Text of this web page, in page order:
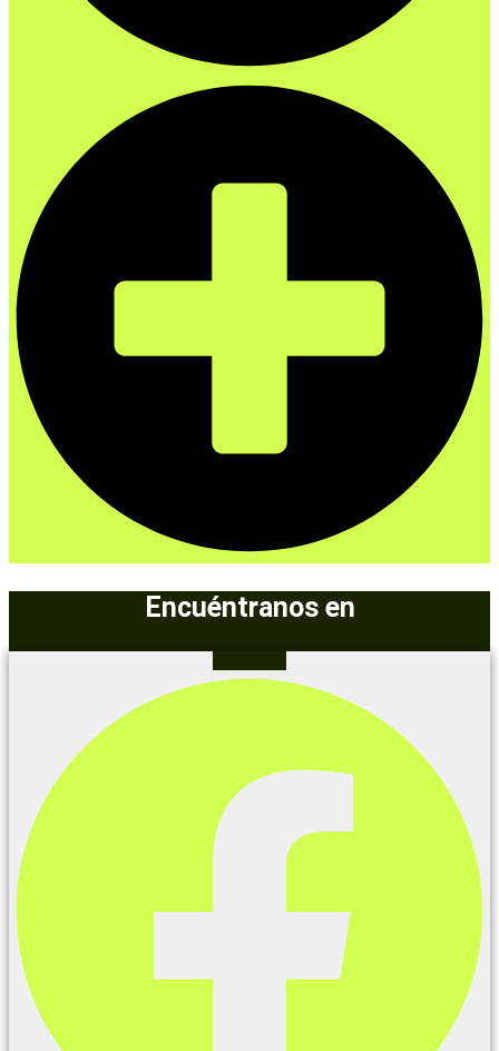
Encuéntranos en